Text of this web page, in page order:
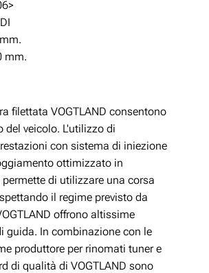
mm.
filettata VOGTLAND consentono
veicolo. L'utilizzo di
con sistema di iniezione
ottimizzato in
di utilizzare una corsa
il regime previsto da
offrono altissime
guida. In combinazione con le
produttore per rinomati tuner e
di qualità di VOGTLAND sono